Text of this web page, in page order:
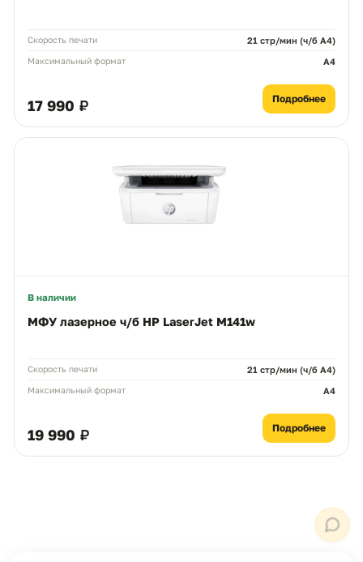
Скорость печати 21 стр/мин (ч/б А4)
Максимальный формат A4
17 990 ₽ Подробнее
В наличии
МФУ лазерное ч/б HP LaserJet M141w
Скорость печати 21 стр/мин (ч/б А4)
Максимальный формат A4
19 990 ₽ Подробнее
Ответим в рабочее время
Статус заказа
Подбор картриджа